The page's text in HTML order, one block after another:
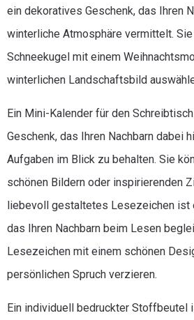
ein dekoratives Geschenk, das Ihren
winterliche Atmosphäre vermittelt.
Schneekugel mit einem
winterlichen Landschaftsbild
Ein Mini-Kalender für den
Geschenk, das Ihren Nachbarn dabei
Aufgaben im Blick zu behalten. Sie
schönen Bildern oder inspirierenden
liebevoll gestaltetes Lesezeichen ist
das Ihren Nachbarn beim Lesen
Lesezeichen mit einem schönen
persönlichen Spruch verzieren.
Ein individuell bedruckter Stoffbeutel